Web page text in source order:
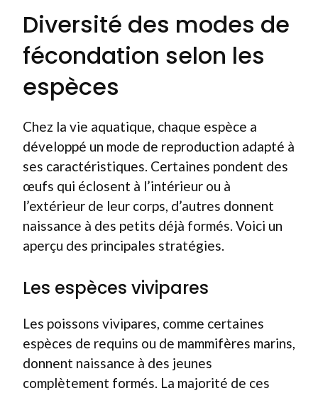
Diversité des modes de
fécondation selon les
espèces
Chez la vie aquatique, chaque espèce a
développé un mode de reproduction adapté à
ses caractéristiques. Certaines pondent des
œufs qui éclosent à l’intérieur ou à
l’extérieur de leur corps, d’autres donnent
naissance à des petits déjà formés. Voici un
aperçu des principales stratégies.
Les espèces vivipares
Les poissons vivipares, comme certaines
espèces de requins ou de mammifères marins,
donnent naissance à des jeunes
complètement formés. La majorité de ces